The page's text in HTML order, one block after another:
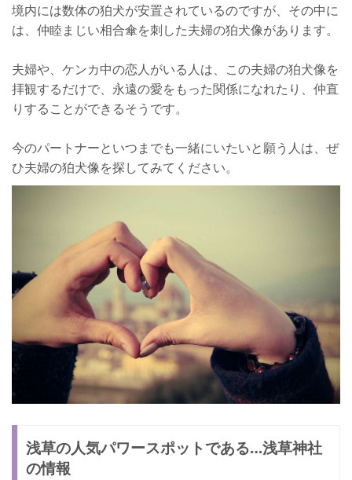
境内には数体の狛犬が安置されているのですが、その中に
は、仲睦まじい相合傘を刺した夫婦の狛犬像があります。
夫婦や、ケンカ中の恋人がいる人は、この夫婦の狛犬像を
拝観するだけで、永遠の愛をもった関係になれたり、仲直
りすることができるそうです。
今のパートナーといつまでも一緒にいたいと願う人は、ぜ
ひ夫婦の狛犬像を探してみてください。
浅草の人気パワースポットである…浅草神社
の情報